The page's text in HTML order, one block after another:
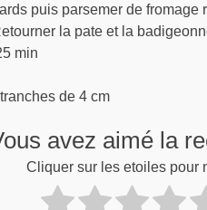
puis parsemer de
la pate et la
min
de 4 cm
avez aimé la
Cliquer sur les etoiles pour